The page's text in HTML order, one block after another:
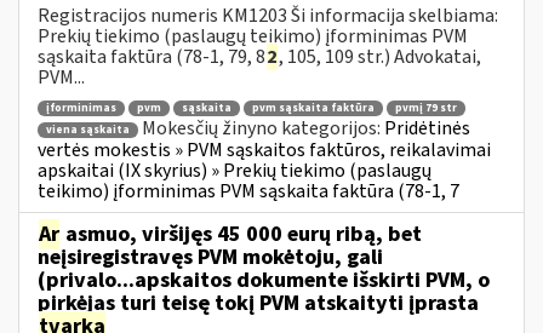
Registracijos numeris KM1203 Ši informacija skelbiama:
Prekių tiekimo (paslaugų teikimo) įforminimas PVM
sąskaita faktūra (78-1, 79, 82, 105, 109 str.) Advokatai,
PVM...
įforminimas pvm sąskaita pvm sąskaita faktūra
pvmį 79 str
viena sąskaita
Mokesčių žinyno kategorijos: Pridėtinės
vertės mokestis » PVM sąskaitos faktūros, reikalavimai
apskaitai (IX skyrius) » Prekių tiekimo (paslaugų
teikimo) įforminimas PVM sąskaita faktūra (78-1, 7
Ar asmuo, viršijęs 45 000 eurų ribą, bet
neįsiregistravęs PVM mokėtoju, gali
(privalo...apskaitos dokumente išskirti PVM, o
pirkėjas turi teisę tokį PVM atskaityti įprasta
tvarka